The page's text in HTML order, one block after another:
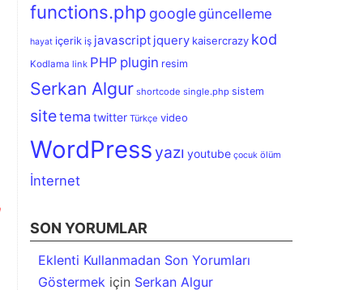
functions.php googlegüncelleme
hayat içerik iş javascript jquery kaisercrazy kod
Kodlama link PHP plugin resim
Serkan Algur shortcode single.php sistem
sitetema twitter Türkçe video
WordPressyazı youtube çocuk ölüm
İnternet
SON YORUMLAR
Eklenti Kullanmadan Son Yorumları
Göstermekiçin Serkan Algur